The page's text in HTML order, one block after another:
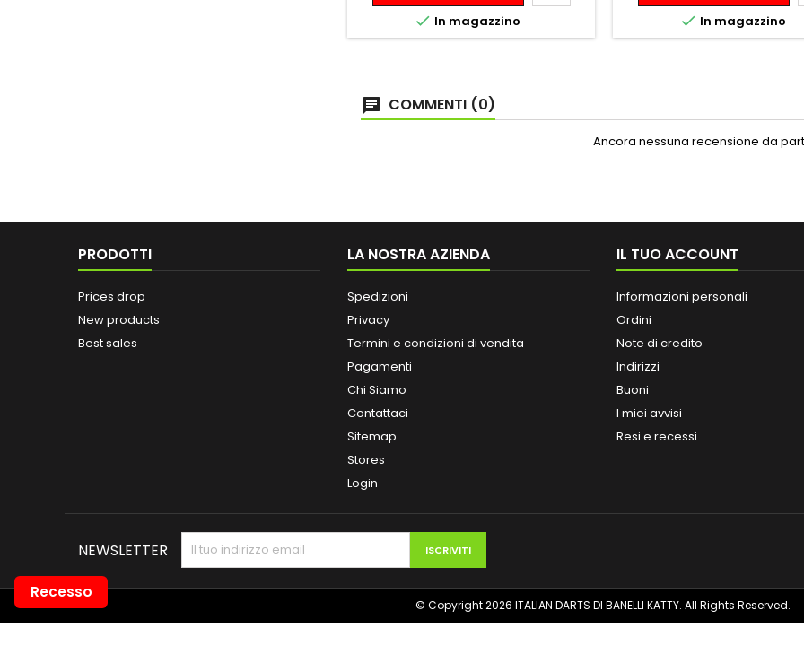
 In magazzino  In magazzino
COMMENTI (0)
Ancora nessuna recensione da
PRODOTTI
Prices drop
New products
Best sales
LA NOSTRA AZIENDA
Spedizioni
Privacy
Termini e condizioni di vendita
Pagamenti
Chi Siamo
Contattaci
Sitemap
Stores
Login
IL TUO ACCOUNT
Informazioni personali
Ordini
Note di credito
Indirizzi
Buoni
I miei avvisi
Resi e recessi
NEWSLETTER
© Copyright 2026 ITALIAN DARTS DI BANELLI KATTY. All Rights Reserved.
Recesso